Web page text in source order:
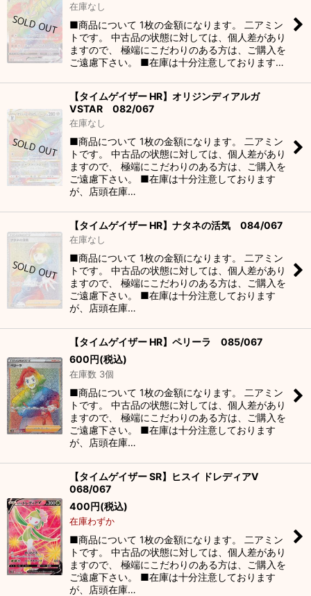
在庫なし
■商品について 1枚の金額になります。 二アミン
トです。 中古品の状態に対しては、個人差があり
ますので、 極端にこだわりのある方は、ご購入を
ご遠慮下さい。 ■在庫は十分注意しております…
【タイムゲイザー HR】オリジンディアルガ
VSTAR 082/067
在庫なし
■商品について 1枚の金額になります。 二アミン
トです。 中古品の状態に対しては、個人差があり
ますので、 極端にこだわりのある方は、ご購入を
ご遠慮下さい。 ■在庫は十分注意しております
が、店頭在庫…
【タイムゲイザー HR】ナタネの活気 084/067
在庫なし
■商品について 1枚の金額になります。 二アミン
トです。 中古品の状態に対しては、個人差があり
ますので、 極端にこだわりのある方は、ご購入を
ご遠慮下さい。 ■在庫は十分注意しております
が、店頭在庫…
【タイムゲイザー HR】ペリーラ 085/067
600円(税込)
在庫数 3個
■商品について 1枚の金額になります。 二アミン
トです。 中古品の状態に対しては、個人差があり
ますので、 極端にこだわりのある方は、ご購入を
ご遠慮下さい。 ■在庫は十分注意しております
が、店頭在庫…
【タイムゲイザー SR】ヒスイ ドレディアV
068/067
400円(税込)
在庫わずか
■商品について 1枚の金額になります。 二アミン
トです。 中古品の状態に対しては、個人差があり
ますので、 極端にこだわりのある方は、ご購入を
ご遠慮下さい。 ■在庫は十分注意しております
が、店頭在庫…